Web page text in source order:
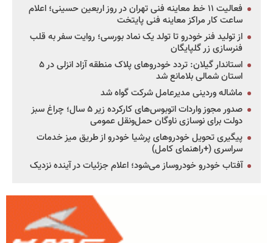
فعالیت ۱۱ خط معاینه فنی تهران در روز اربعین حسینی؛ اعلام
ساعت کار مراکز معاینه فنی پایتخت
از تولید فنر خودرو تا تولد یک نماد بورسی؛ روایت سفر به قلب
فنرسازی زر گلپایگان
استاندار گیلان: تردد خودروهای پلاک منطقه آزاد انزلی در ۵
استان شمالی بلامانع شد
ماشاله وردینی مدیرعامل شرکت گواه شد
صدور مجوز واردات اتوبوس‌های کارکرده زیر ۵ سال؛ چراغ سبز
دولت برای نوسازی ناوگان حمل‌ونقل عمومی
پیگیری تحویل خودروهای پرشیا خودرو از طریق میز خدمات
سراسری (+راهنمای کامل)
آفتاب خودرو خودروساز می‌شود؛ اعلام جزئیات در آینده نزدیک